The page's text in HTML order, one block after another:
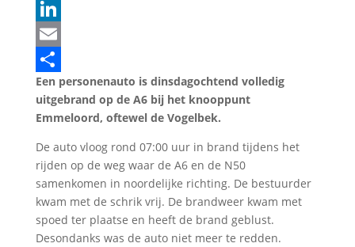
X
LinkedIn
Email
Delen
Een personenauto is dinsdagochtend volledig
uitgebrand op de A6 bij het knooppunt
Emmeloord, oftewel de Vogelbek.
De auto vloog rond 07:00 uur in brand tijdens het
rijden op de weg waar de A6 en de N50
samenkomen in noordelijke richting. De bestuurder
kwam met de schrik vrij. De brandweer kwam met
spoed ter plaatse en heeft de brand geblust.
Desondanks was de auto niet meer te redden.